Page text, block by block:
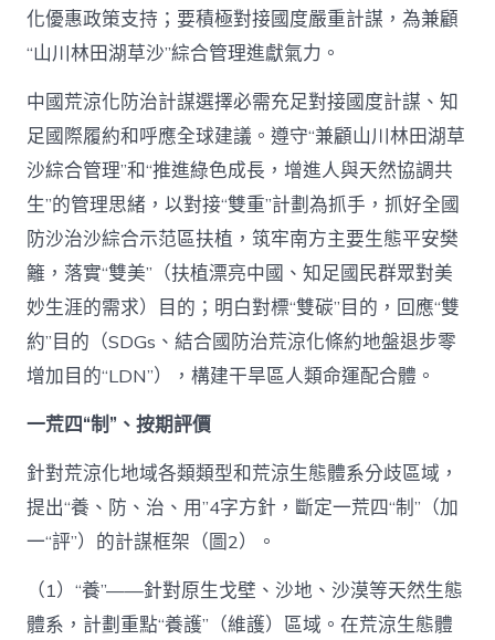
化優惠政策支持；要積極對接國度嚴重計謀，為兼顧
“山川林田湖草沙”綜合管理進獻氣力。
中國荒涼化防治計謀選擇必需充足對接國度計謀、知
足國際履約和呼應全球建議。遵守“兼顧山川林田湖草
沙綜合管理”和“推進綠色成長，增進人與天然協調共
生”的管理思緒，以對接“雙重”計劃為抓手，抓好全國
防沙治沙綜合示范區扶植，筑牢南方主要生態平安樊
籬，落實“雙美”（扶植漂亮中國、知足國民群眾對美
妙生涯的需求）目的；明白對標“雙碳”目的，回應“雙
約”目的（SDGs、結合國防治荒涼化條約地盤退步零
增加目的“LDN”），構建干旱區人類命運配合體。
一荒四“制”、按期評價
針對荒涼化地域各類類型和荒涼生態體系分歧區域，
提出“養、防、治、用”4字方針，斷定一荒四“制”（加
一“評”）的計謀框架（圖2）。
（1）“養”——針對原生戈壁、沙地、沙漠等天然生態
體系，計劃重點“養護”（維護）區域。在荒涼生態體